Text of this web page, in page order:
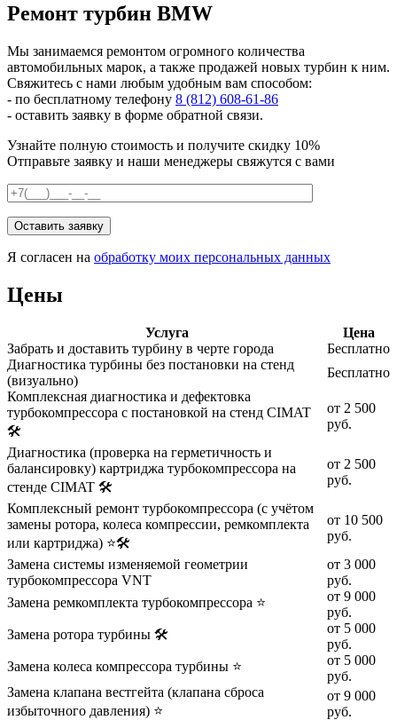
Ремонт турбин BMW
Мы занимаемся ремонтом огромного количества
автомобильных марок, а также продажей новых турбин к ним.
Свяжитесь с нами любым удобным вам способом:
- по бесплатному телефону 8 (812) 608-61-86
- оставить заявку в форме обратной связи.
Узнайте полную стоимость и получите скидку 10%
Отправьте заявку и наши менеджеры свяжутся с вами
Я согласен на обработку моих персональных данных
Цены
Услуга
Цена
Забрать и доставить турбину в черте города
Бесплатно
Диагностика турбины без постановки на стенд
(визуально)
Бесплатно
Комплексная диагностика и дефектовка
турбокомпрессора с постановкой на стенд CIMAT
🛠️
от 2 500
руб.
Диагностика (проверка на герметичность и
балансировку) картриджа турбокомпрессора на
стенде CIMAT 🛠️
от 2 500
руб.
Комплексный ремонт турбокомпрессора (с учётом
замены ротора, колеса компрессии, ремкомплекта
или картриджа) ⭐🛠️
от 10 500
руб.
Замена системы изменяемой геометрии
турбокомпрессора VNT
от 3 000
руб.
Замена ремкомплекта турбокомпрессора ⭐
от 9 000
руб.
Замена ротора турбины 🛠️
от 5 000
руб.
Замена колеса компрессора турбины ⭐
от 5 000
руб.
Замена клапана вестгейта (клапана сброса
избыточного давления) ⭐
от 9 000
руб.